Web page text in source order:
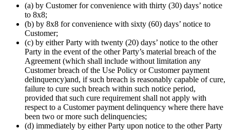
(a) by Customer for convenience with thirty (30) days’ notice
to 8x8;
(b) by 8x8 for convenience with sixty (60) days’ notice to
Customer;
(c) by either Party with twenty (20) days’ notice to the other
Party in the event of the other Party’s material breach of the
Agreement (which shall include without limitation any
Customer breach of the Use Policy or Customer payment
delinquency)and, if such breach is reasonably capable of cure,
failure to cure such breach within such notice period,
provided that such cure requirement shall not apply with
respect to a Customer payment delinquency where there have
been two or more such delinquencies;
(d) immediately by either Party upon notice to the other Party